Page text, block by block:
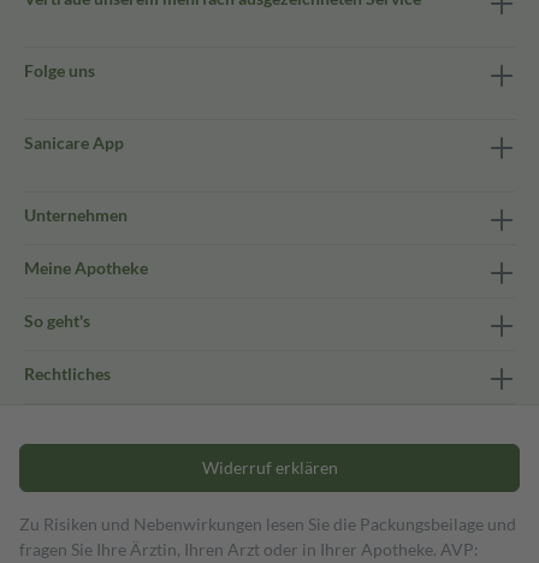
Folge uns
Sanicare App
Unternehmen
Meine Apotheke
So geht's
Rechtliches
Widerruf erklären
Zu Risiken und Nebenwirkungen lesen Sie die Packungsbeilage und
fragen Sie Ihre Ärztin, Ihren Arzt oder in Ihrer Apotheke. AVP: